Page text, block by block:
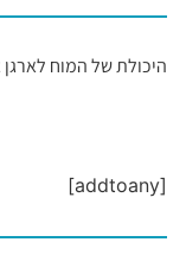
היכולת של המוח
[addtoany]